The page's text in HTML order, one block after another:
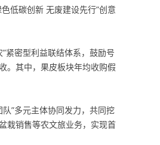
低碳创新 无废建设先行”创意
紧密型利益联结体系，鼓励号
。其中，果皮板块年均收购假
”多元主体协同发力，共同挖
栽销售等农文旅业务，实现首